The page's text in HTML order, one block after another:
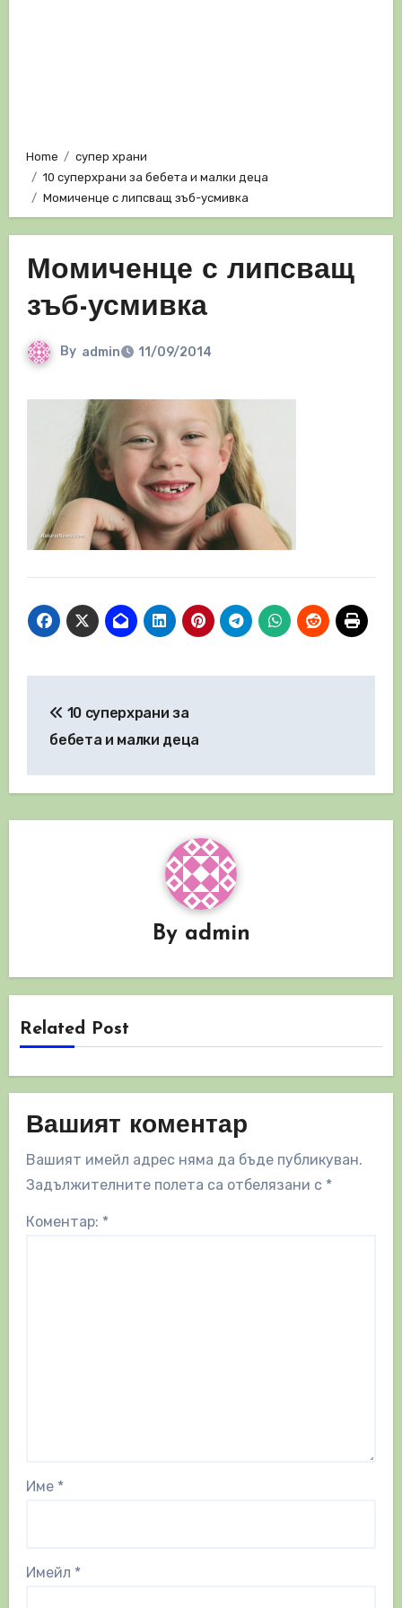
Home
супер храни
10 суперхрани за бебета и малки деца
Момиченце с липсващ зъб-усмивка
Момиченце с липсващ
зъб-усмивка
By admin 11/09/2014
10 суперхрани за
бебета и малки деца
By admin
Related Post
Вашият коментар
Вашият имейл адрес няма да бъде публикуван.
Задължителните полета са отбелязани с *
Коментар: *
Име *
Имейл *